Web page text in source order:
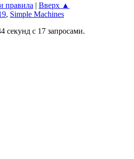
правила | Вверх ▲
, Simple Machines
секунд с 17 запросами.